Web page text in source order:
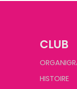
CLUB
HISTOIRE